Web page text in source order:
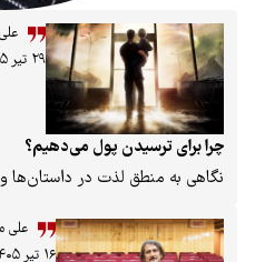
علی ملازاده
۲۹ تیر ۱۴۰۵
پول می‌دهیم؟
در داستان‌ها و فیلم‌های ژانر وحشت
علی ملازاده
۱۶ تیر ۱۴۰۵